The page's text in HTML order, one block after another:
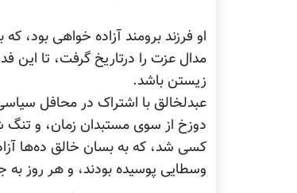
او فرزند برومند آزاده خواهی بود،
مدال عزت را درتاریخ گرفت، تا این
زیستن باشد.
عبدلخالق با اشتراک در محافل
دوزخ از سوی مستبدان زمان، و تنگ
کسی شد، که به بسان خالق ده‌ها
وسطایی پوسیده بودند، و هر روز